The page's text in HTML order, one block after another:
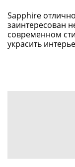
Sapphire
заинтересован
современном
украсить